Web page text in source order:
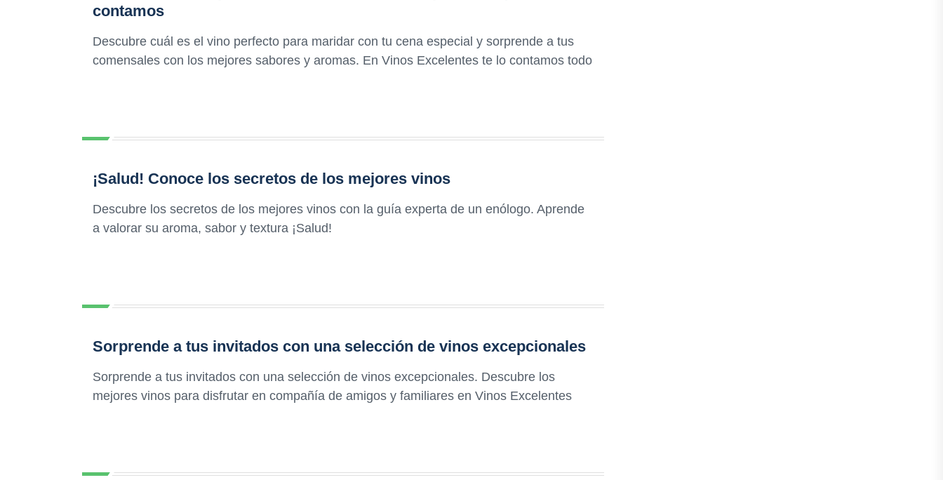
contamos
Descubre cuál es el vino perfecto para maridar con tu cena especial y sorprende a tus
comensales con los mejores sabores y aromas. En Vinos Excelentes te lo contamos todo
¡Salud! Conoce los secretos de los mejores vinos
Descubre los secretos de los mejores vinos con la guía experta de un enólogo. Aprende
a valorar su aroma, sabor y textura ¡Salud!
Sorprende a tus invitados con una selección de vinos excepcionales
Sorprende a tus invitados con una selección de vinos excepcionales. Descubre los
mejores vinos para disfrutar en compañía de amigos y familiares en Vinos Excelentes